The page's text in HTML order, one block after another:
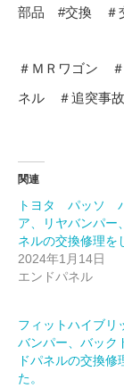
部品 #交換 ＃
＃ＭＲワゴン
ネル ＃追突事故
関連
トヨタ パッソ
ア、リヤバンパー
ネルの交換修理を
2024年1月14日
エンドパネル
フィットハイブ
バンパー、バック
ドパネルの交換修
た。